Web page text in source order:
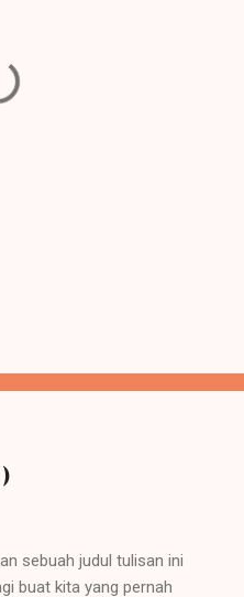
sebuah judul tulisan ini
buat kita yang pernah